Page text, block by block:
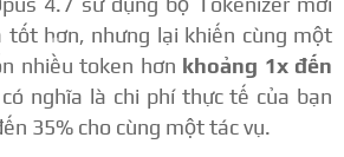
tốt hơn, nhưng lại khiến cùng một
nhiều token hơn khoảng 1x đến
nghĩa là chi phí thực tế của bạn
35% cho cùng một tác vụ.